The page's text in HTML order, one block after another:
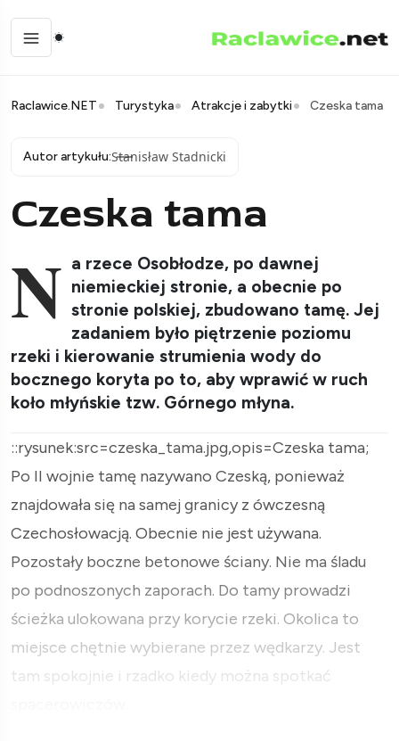
Raclawice.NET Turystyka Atrakcje i zabytki Czeska tama
Autor artykułu:Stanisław Stadnicki
Czeska tama
N a rzece Osobłodze, po dawnej
niemieckiej stronie, a obecnie po
stronie polskiej, zbudowano tamę. Jej
zadaniem było piętrzenie poziomu
rzeki i kierowanie strumienia wody do
bocznego koryta po to, aby wprawić w ruch
koło młyńskie tzw. Górnego młyna.
::rysunek:src=czeska_tama.jpg,opis=Czeska tama;
Po II wojnie tamę nazywano Czeską, ponieważ
znajdowała się na samej granicy z ówczesną
Czechosłowacją. Obecnie nie jest używana.
Pozostały boczne betonowe ściany. Nie ma śladu
po podnoszonych zaporach. Do tamy prowadzi
ścieżka ulokowana przy korycie rzeki. Okolica to
miejsce chętnie wybierane przez wędkarzy. Jest
tam spokojnie i rzadko kiedy można spotkać